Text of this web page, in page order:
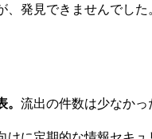
発見できませんでし
流出の件数は少なか